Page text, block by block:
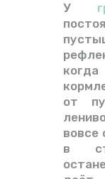
У
от
вовсе
в